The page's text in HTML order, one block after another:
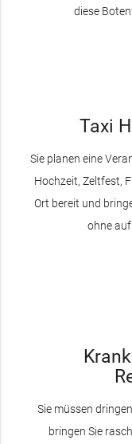
diese
Taxi
Sie planen eine
Hochzeit, Zeltfest,
Ort bereit und
ohne
Sie müssen
bringen Sie